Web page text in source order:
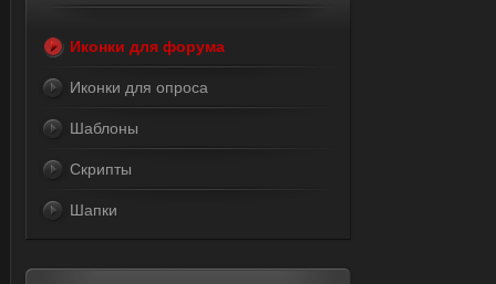
Иконки для форума
Иконки для опроса
Шаблоны
Скрипты
Шапки